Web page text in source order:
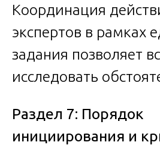
Координация
экспертов в рамках
задания позволяет
исследовать
Раздел 7: Порядок
инициирования и